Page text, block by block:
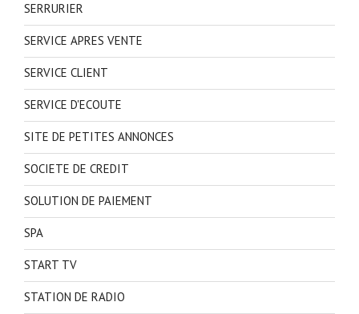
SERRURIER
SERVICE APRES VENTE
SERVICE CLIENT
SERVICE D'ECOUTE
SITE DE PETITES ANNONCES
SOCIETE DE CREDIT
SOLUTION DE PAIEMENT
SPA
START TV
STATION DE RADIO